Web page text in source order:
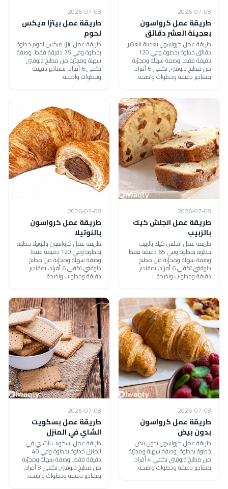
2026-07-08
طريقة عمل كرواسون
بعجينة العشر دقائق
طريقة عمل كرواسون بعجينة العشر
دقائق خطوة بخطوة وفي 120
دقيقة فقط. وصفة سهلة ومجرّبة
من مطبخ دلوقتي تكفي 6 أفراد،
بمقادير دقيقة وخطوات واضحة.
2026-07-08
طريقة عمل بيتزا ميكس
لحوم
طريقة عمل بيتزا ميكس لحوم خطوة
بخطوة وفي 75 دقيقة فقط. وصفة
سهلة ومجرّبة من مطبخ دلوقتي
تكفي 6 أفراد، بمقادير دقيقة
وخطوات واضحة.
2026-07-08
طريقة عمل انجلش كيك
بالزبيب
طريقة عمل انجلش كيك بالزبيب
خطوة بخطوة وفي 65 دقيقة فقط.
وصفة سهلة ومجرّبة من مطبخ
دلوقتي تكفي 6 أفراد، بمقادير
دقيقة وخطوات واضحة.
2026-07-08
طريقة عمل كرواسون
بالنوتيلا
طريقة عمل كرواسون بالنوتيلا خطوة
بخطوة وفي 120 دقيقة فقط.
وصفة سهلة ومجرّبة من مطبخ
دلوقتي تكفي 6 أفراد، بمقادير
دقيقة وخطوات واضحة.
2026-07-08
طريقة عمل كرواسون
بدون بيض
طريقة عمل كرواسون بدون بيض
خطوة بخطوة. وصفة سهلة ومجرّبة
من مطبخ دلوقتي تكفي 4 أفراد،
بمقادير دقيقة وخطوات واضحة.
2026-07-08
طريقة عمل بسكويت
الشاي في المنزل
طريقة عمل بسكويت الشاي في
المنزل خطوة بخطوة وفي 40
دقيقة فقط. وصفة سهلة ومجرّبة
من مطبخ دلوقتي تكفي 8 أفراد،
بمقادير دقيقة وخطوات واضحة.